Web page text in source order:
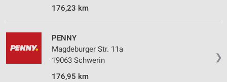
176,23 km
❯
PENNY
Magdeburger Str. 11a
19063 Schwerin
176,95 km
Werbeanzeigen
Erstellung von Profilen für personalisierte
Verwendung von Profilen zur Auswahl